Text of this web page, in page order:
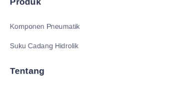
Komponen Pneumatik
Suku Cadang Hidrolik
Tentang